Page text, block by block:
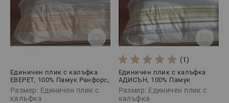
Единичен плик с калъфка
ЕВЕРЕТ, 100% Памук Ранфорс,
2 части
Размер: Единичен плик с
калъфка
(1)
Единичен плик с калъфка
АДИСЪН, 100% Памук
Ранфорс, 2 части
Размер: Единичен плик с
калъфка